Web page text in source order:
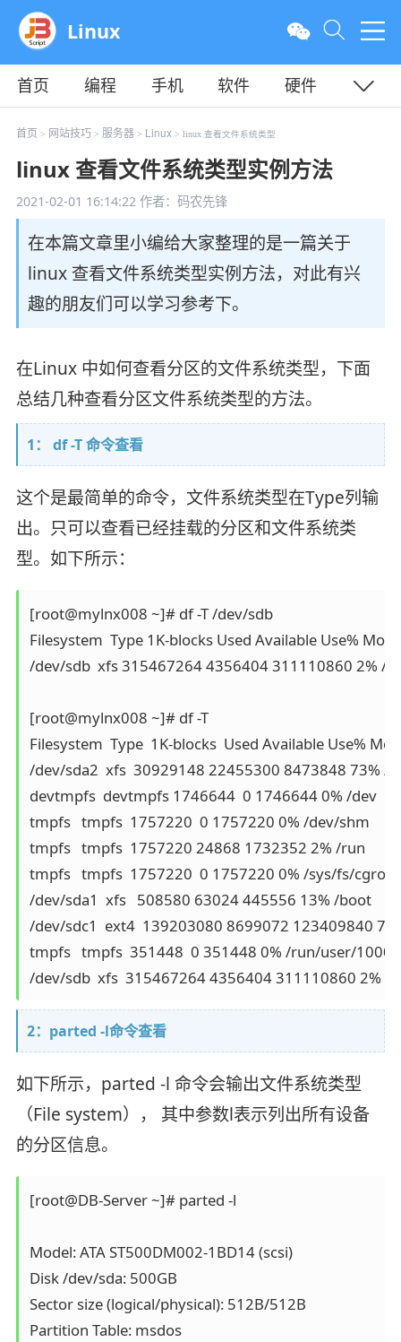
Linux
首页 编程 手机 软件
硬件
教程
平面 服务器
首页 > 网站技巧 > 服务器> Linux> linux 查看文件系统类型
linux 查看文件系统类型实例方法
2021-02-01 16:14:22作者：码农先锋
在本篇文章里小编给大家整理的是一篇关于
linux 查看文件系统类型实例方法，对此有兴
趣的朋友们可以学习参考下。
在Linux 中如何查看分区的文件系统类型，下面
总结几种查看分区文件系统类型的方法。
1： df -T 命令查看
这个是最简单的命令，文件系统类型在Type列输
出。只可以查看已经挂载的分区和文件系统类
型。如下所示：
[root@mylnx008 ~]# df -T /dev/sdb
Filesystem  Type 1K-blocks Used Available Use%
/dev/sdb  xfs 315467264 4356404 311110860 2% /
[root@mylnx008 ~]# df -T
Filesystem  Type  1K-blocks  Used Available Use%
/dev/sda2  xfs  30929148 22455300 8473848 73% /
devtmpfs  devtmpfs 1746644  0 1746644 0% /dev
tmpfs   tmpfs  1757220  0 1757220 0% /dev/shm
tmpfs   tmpfs  1757220 24868 1732352 2% /run
tmpfs   tmpfs  1757220  0 1757220 0% /sys/fs/
/dev/sda1  xfs   508580 63024 445556 13% /boot
/dev/sdc1  ext4  139203080 8699072 123409840
tmpfs   tmpfs  351448  0 351448 0% /run/user/1000
/dev/sdb  xfs  315467264 4356404 311110860 2% /
2：parted -l命令查看
如下所示，parted -l 命令会输出文件系统类型
（File system）， 其中参数l表示列出所有设备
的分区信息。
[root@DB-Server ~]# parted -l
Model: ATA ST500DM002-1BD14 (scsi)
Disk /dev/sda: 500GB
Sector size (logical/physical): 512B/512B
Partition Table: msdos